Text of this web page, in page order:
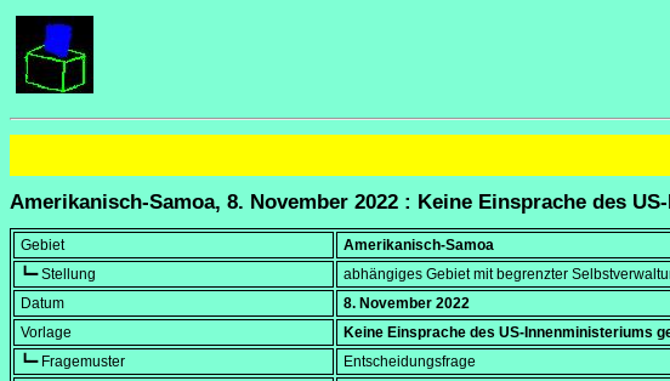
Amerikanisch-Samoa, 8. November 2022 : Keine Einsprache des
Gebiet
Amerikanisch-Samoa
┗━ Stellung
abhängiges Gebiet mit begrenzter
Datum
8. November 2022
Vorlage
Keine Einsprache des US-Innenministeriums
┗━ Fragemuster
Entscheidungsfrage